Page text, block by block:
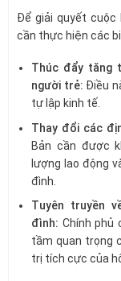
Để giải quyết cuộc
cần thực hiện các
Thúc đẩy tăng
người trẻ: Điều
tự lập kinh tế.
Thay đổi các
Bản cần được
lượng lao động
đình.
Tuyên truyền
đình: Chính phủ
tầm quan trọng
trị tích cực của